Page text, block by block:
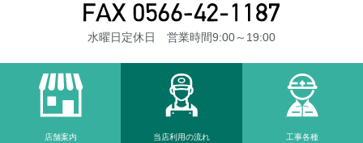
水曜日定休日 営業時間9:00～19:00
店舗案内 当店利⽤の流れ 工事各種